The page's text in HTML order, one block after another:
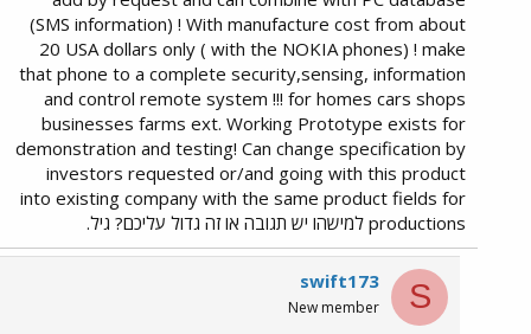
(SMS information) ! With manufacture cost from about
20 USA dollars only ( with the NOKIA phones) ! make
that phone to a complete security,sensing, information
and control remote system !!! for homes cars shops
businesses farms ext. Working Prototype exists for
demonstration and testing! Can change specification by
investors requested or/and going with this product
into existing company with the same product fields for
productions למישהו יש תגובה או זה גדול עליכם? גיל.
S
swift173
New member